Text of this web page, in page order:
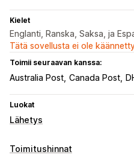
Kielet
Englanti, Ranska, Saksa, ja
Tätä sovellusta ei ole
Toimii seuraavan kanssa:
Australia Post Canada Post
Luokat
Lähetys
Tarrat ja pakkaukset
Toimitushinnat